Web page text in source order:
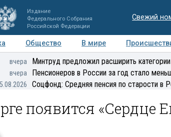
Издание
Федерального Собрания
Российской Федерации
Свежий
Общество В мире
Мнения Регионы Медиацентр
вчера Минтруд предложил расширить
вчера Пенсионеров в России за год стало
Соцфонд: Средняя пенсия по старости в
появится «Сердце